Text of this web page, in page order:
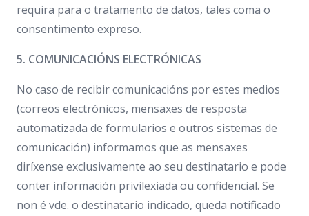
requira para o tratamento de datos, tales coma o
consentimento expreso.
5. COMUNICACIÓNS ELECTRÓNICAS
No caso de recibir comunicacións por estes medios
(correos electrónicos, mensaxes de resposta
automatizada de formularios e outros sistemas de
comunicación) informamos que as mensaxes
diríxense exclusivamente ao seu destinatario e pode
conter información privilexiada ou confidencial. Se
non é vde. o destinatario indicado, queda notificado